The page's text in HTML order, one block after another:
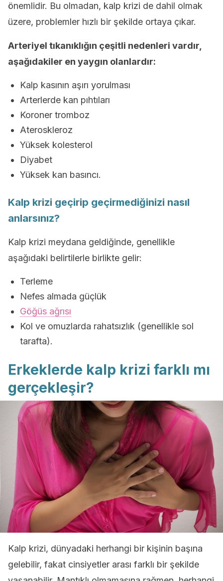
önemlidir. Bu olmadan, kalp krizi de dahil olmak
üzere, problemler hızlı bir şekilde ortaya çıkar.
Arteriyel tıkanıklığın çeşitli nedenleri vardır,
aşağıdakiler en yaygın olanlardır:
Kalp kasının aşırı yorulması
Arterlerde kan pıhtıları
Koroner tromboz
Ateroskleroz
Yüksek kolesterol
Diyabet
Yüksek kan basıncı.
Kalp krizi geçirip geçirmediğinizi nasıl
anlarsınız?
Kalp krizi meydana geldiğinde, genellikle
aşağıdaki belirtilerle birlikte gelir:
Terleme
Nefes almada güçlük
Göğüs ağrısı
Kol ve omuzlarda rahatsızlık (genellikle sol
tarafta).
Erkeklerde kalp krizi farklı mı
gerçekleşir?
Kalp krizi, dünyadaki herhangi bir kişinin başına
gelebilir, fakat cinsiyetler arası farklı bir şekilde